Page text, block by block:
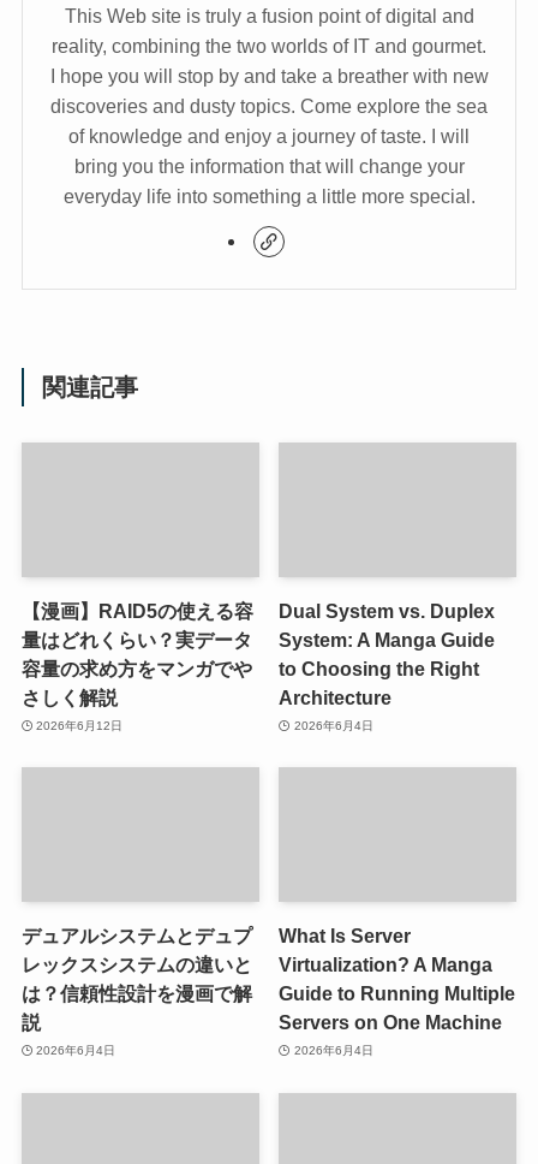
This Web site is truly a fusion point of digital and
reality, combining the two worlds of IT and gourmet.
I hope you will stop by and take a breather with new
discoveries and dusty topics. Come explore the sea
of knowledge and enjoy a journey of taste. I will
bring you the information that will change your
everyday life into something a little more special.
関連記事
【漫画】RAID5の使える容
量はどれくらい？実データ
容量の求め方をマンガでや
さしく解説
2026年6月12日
Dual System vs. Duplex
System: A Manga Guide
to Choosing the Right
Architecture
2026年6月4日
デュアルシステムとデュプ
レックスシステムの違いと
は？信頼性設計を漫画で解
説
2026年6月4日
What Is Server
Virtualization? A Manga
Guide to Running Multiple
Servers on One Machine
2026年6月4日